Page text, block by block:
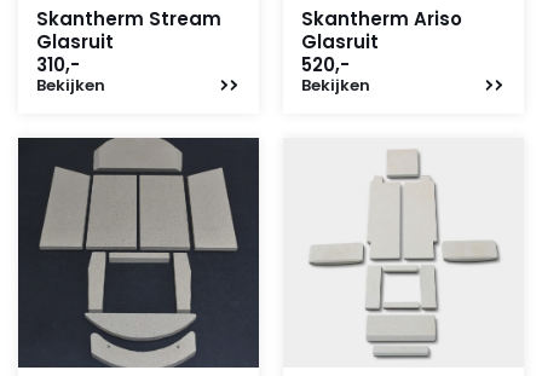
Skantherm Stream
Glasruit
310,-
Bekijken
Skantherm Ariso
Glasruit
520,-
Bekijken